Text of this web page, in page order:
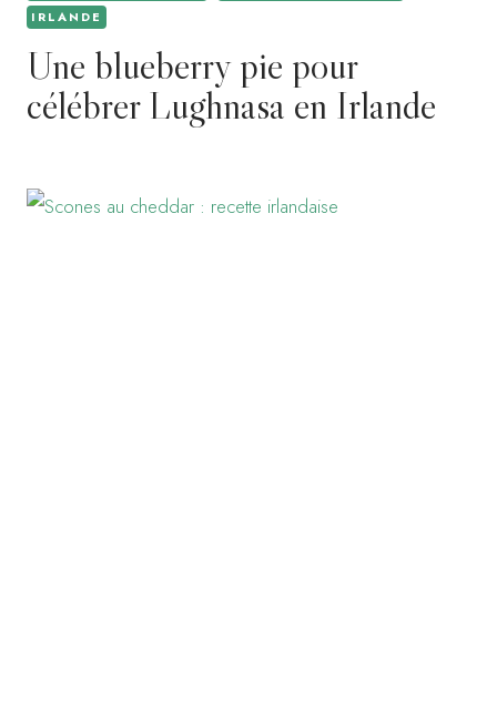
IRLANDE
Une blueberry pie pour
célébrer Lughnasa en Irlande